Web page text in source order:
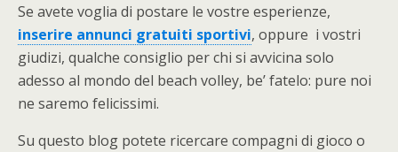
Se avete voglia di postare le vostre esperienze,
inserire annunci gratuiti sportivi, oppure i vostri
giudizi, qualche consiglio per chi si avvicina solo
adesso al mondo del beach volley, be’ fatelo: pure noi
ne saremo felicissimi.
Su questo blog potete ricercare compagni di gioco o